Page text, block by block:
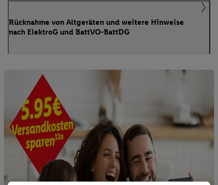
Rücknahme von Altgeräten und weitere Hinweise
nach ElektroG und BattVO-BattDG